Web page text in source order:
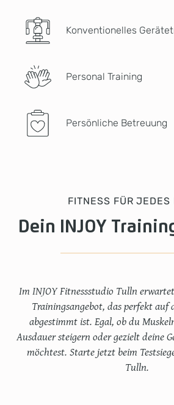
Konventionelles
Personal Training
Persönliche Betreuung
FITNESS FÜR JEDES
Dein INJOY
Im INJOY Fitnessstudio Tulln
Trainingsangebot, das perfekt auf
abgestimmt ist. Egal, ob du
Ausdauer steigern oder gezielt deine
möchtest. Starte jetzt beim
Tulln.